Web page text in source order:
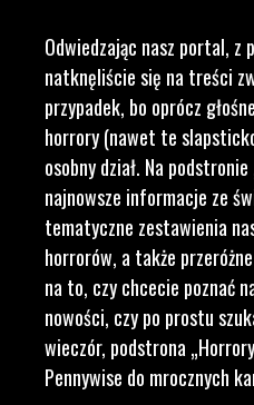
Odwiedzając nasz portal, z
natknęliście się na treści
przypadek, bo oprócz
horrory (nawet te
osobny dział. Na
najnowsze informacje ze
tematyczne zestawienia
horrorów, a także
na to, czy chcecie poznać
nowości, czy po prostu
wieczór, podstrona
Pennywise do mrocznych